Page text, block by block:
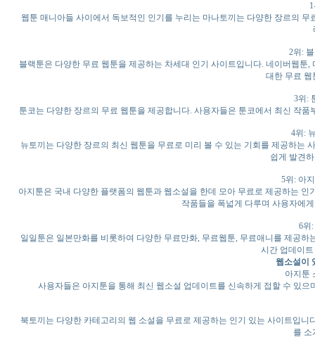
웹툰 매니아들 사이에서 독보적인 인기를 누리는 마나토끼는 다양한 장르의
2위:
블랙툰은 다양한 무료 웹툰을 제공하는 차세대 인기 사이트입니다. 네이버웹
대한 무료 웹
3위:
툰코는 다양한 장르의 무료 웹툰을 제공합니다. 사용자들은 툰코에서 최신 작
4위:
뉴토끼는 다양한 장르의 최신 웹툰을 무료로 미리 볼 수 있는 기회를 제공하는
쉽게 발견
5위: 아
아지툰은 국내 다양한 플랫폼의 웹툰과 웹소설을 한데 모아 무료로 제공하는
작품들을 폭넓게 다루며 사용자에
6위
일일툰은 일본만화를 비롯하여 다양한 무료만화, 무료웹툰, 무료애니를 제공
시간 업데이
웹소설이
아지툰
사용자들은 아지툰을 통해 최신 웹소설 업데이트를 신속하게 접할 수 있
북토끼는 다양한 카테고리의 웹 소설을 무료로 제공하는 인기 있는 사이트입
를 소